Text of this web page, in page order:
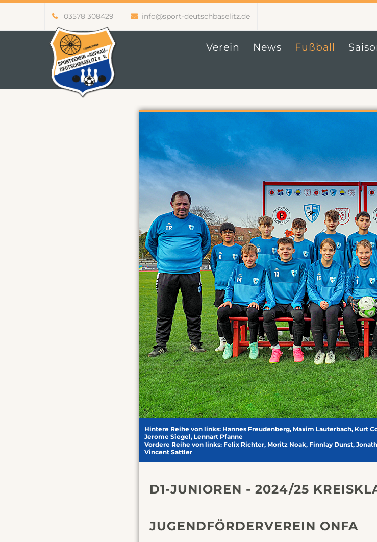
03578 308429 info@sport-deutschbaselitz.de
Verein News Fußball
Hintere Reihe von links: Hannes Freudenberg, Maxim Lauterbach, Kurt
Jerome Siegel, Lennart Pfanne
Vordere Reihe von links: Felix Richter, Moritz Noak, Finnlay Dunst,
Vincent Sattler
D1-JUNIOREN - 2024/25
JUGENDFÖRDERVEREIN ONFA